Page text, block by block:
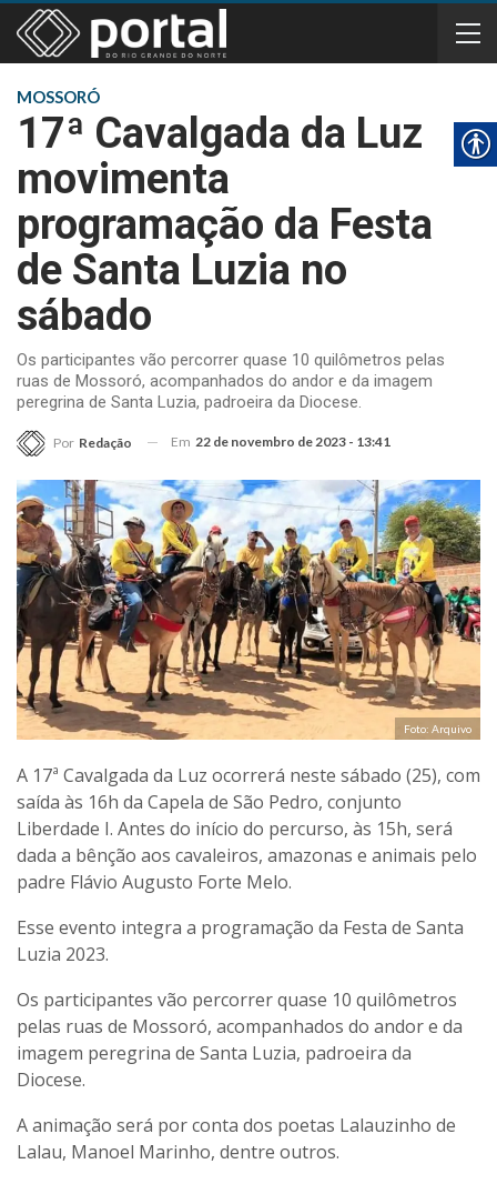
MOSSORÓ
17ª Cavalgada da Luz
movimenta
programação da Festa
de Santa Luzia no
sábado
Os participantes vão percorrer quase 10 quilômetros pelas
ruas de Mossoró, acompanhados do andor e da imagem
peregrina de Santa Luzia, padroeira da Diocese.
Por Redação Em 22 de novembro de 2023 - 13:41
Foto: Arquivo
A 17ª Cavalgada da Luz ocorrerá neste sábado (25), com
saída às 16h da Capela de São Pedro, conjunto
Liberdade I. Antes do início do percurso, às 15h, será
dada a bênção aos cavaleiros, amazonas e animais pelo
padre Flávio Augusto Forte Melo.
Esse evento integra a programação da Festa de Santa
Luzia 2023.
Os participantes vão percorrer quase 10 quilômetros
pelas ruas de Mossoró, acompanhados do andor e da
imagem peregrina de Santa Luzia, padroeira da
Diocese.
A animação será por conta dos poetas Lalauzinho de
Lalau, Manoel Marinho, dentre outros.